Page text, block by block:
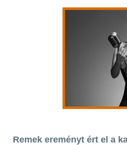
Remek ereményt ért el a